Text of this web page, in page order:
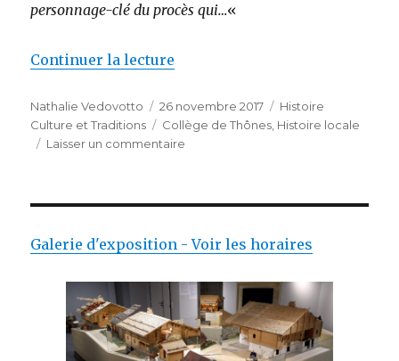
personnage-clé du procès qui…«
Continuer la lecture
Auteur
Nathalie Vedovotto
Publié
le
26 novembre 2017 Catégories
Histoire
Culture et Traditions
Étiquettes
Collège de Thônes Histoire locale
Laisser un commentaire
Galerie d'exposition - Voir les horaires